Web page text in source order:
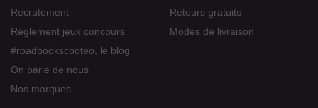
Recrutement
Règlement jeux concours
#roadbookscooteo, le blog
On parle de nous
Nos marques
Retours gratuits
Modes de livraison